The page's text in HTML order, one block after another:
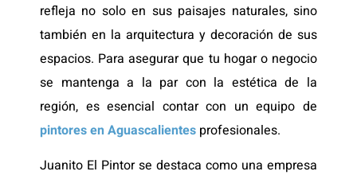
refleja no solo en sus paisajes naturales, sino
también en la arquitectura y decoración de sus
espacios. Para asegurar que tu hogar o negocio
se mantenga a la par con la estética de la
región, es esencial contar con un equipo de
pintores en Aguascalientes profesionales.
Juanito El Pintor se destaca como una empresa